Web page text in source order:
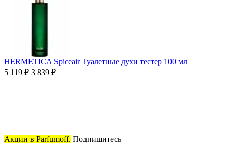
HERMETICA Spiceair Туалетные духи тестер 100 мл
5 119 ₽ 3 839 ₽
Акции в Parfumoff. Подпишитесь